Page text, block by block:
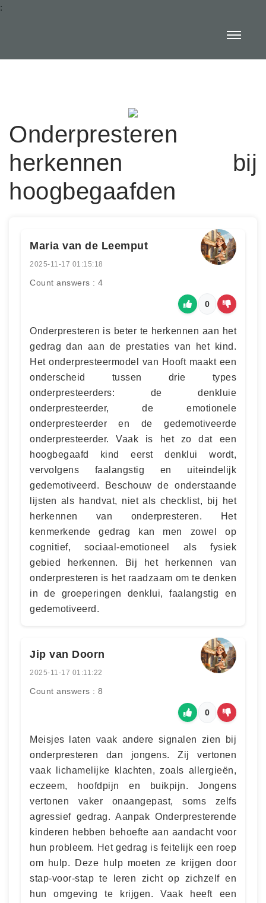
:
Onderpresteren
herkennen bij
hoogbegaafden
Maria van de Leemput
2025-11-17 01:15:18
Count answers : 4
0
Onderpresteren is beter te herkennen aan het
gedrag dan aan de prestaties van het kind.
Het onderpresteermodel van Hooft maakt een
onderscheid tussen drie types
onderpresteerders: de denkluie
onderpresteerder, de emotionele
onderpresteerder en de gedemotiveerde
onderpresteerder. Vaak is het zo dat een
hoogbegaafd kind eerst denklui wordt,
vervolgens faalangstig en uiteindelijk
gedemotiveerd. Beschouw de onderstaande
lijsten als handvat, niet als checklist, bij het
herkennen van onderpresteren. Het
kenmerkende gedrag kan men zowel op
cognitief, sociaal-emotioneel als fysiek
gebied herkennen. Bij het herkennen van
onderpresteren is het raadzaam om te denken
in de groeperingen denklui, faalangstig en
gedemotiveerd.
Jip van Doorn
2025-11-17 01:11:22
Count answers : 8
0
Meisjes laten vaak andere signalen zien bij
onderpresteren dan jongens. Zij vertonen
vaak lichamelijke klachten, zoals allergieën,
eczeem, hoofdpijn en buikpijn. Jongens
vertonen vaker onaangepast, soms zelfs
agressief gedrag. Aanpak Onderpresterende
kinderen hebben behoefte aan aandacht voor
hun probleem. Het gedrag is feitelijk een roep
om hulp. Deze hulp moeten ze krijgen door
stap-voor-stap te leren zicht op zichzelf en
hun omgeving te krijgen. Vaak heeft een